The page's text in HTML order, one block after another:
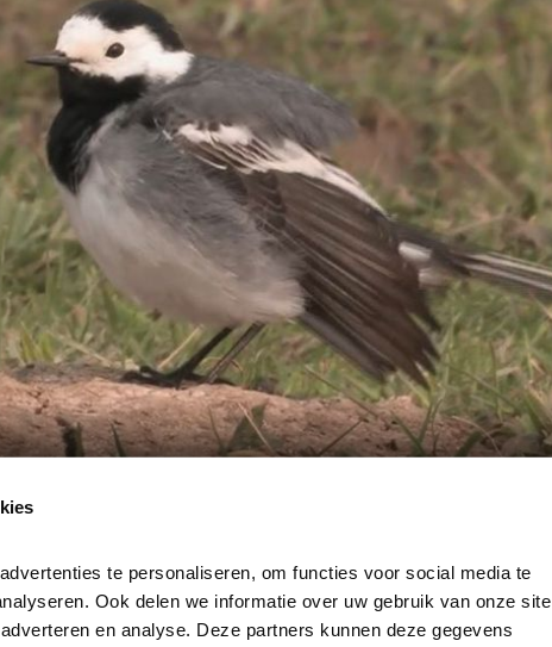
te personaliseren, om functies voor social media te
Ook delen we informatie over uw gebruik van onze site
en analyse. Deze partners kunnen deze gegevens